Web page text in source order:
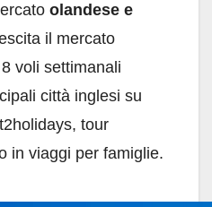
olandese e
il mercato
voli settimanali
città inglesi su
tour
in viaggi per famiglie.